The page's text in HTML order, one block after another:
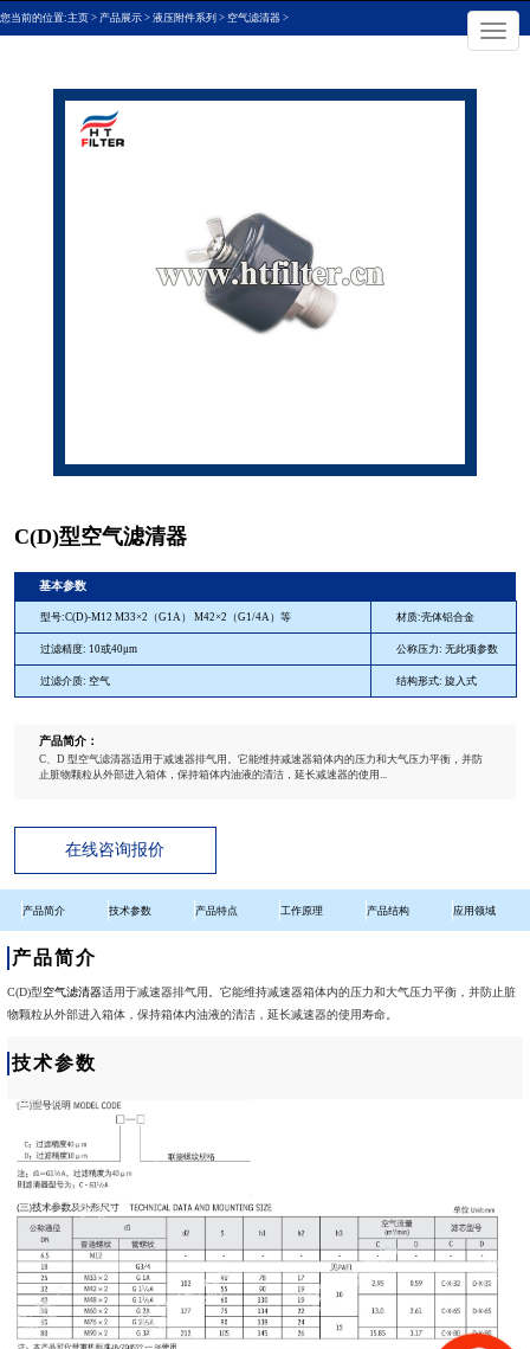
切
换
导
×
您当前的位置:主页 > 产品展示 > 液压附件系列 > 空气滤清器 >
C(D)型空气滤清器
基本参数
型号:C(D)-M12 M33×2（G1A） M42×2（G1/4A）等 材质:壳体铝合金
过滤精度: 10或40μm 公称压力: 无此项参数
过滤介质: 空气 结构形式: 旋入式
产品简介：
C、D 型空气滤清器适用于减速器排气用。它能维持减速器箱体内的压力和大气压力平衡，并防
止脏物颗粒从外部进入箱体，保持箱体内油液的清洁，延长减速器的使用...
在线咨询报价
产品简介 技术参数 产品特点 工作原理 产品结构 应用领域
产品简介
C(D)型空气滤清器适用于减速器排气用。它能维持减速器箱体内的压力和大气压力平衡，并防止脏
物颗粒从外部进入箱体，保持箱体内油液的清洁，延长减速器的使用寿命。
技术参数